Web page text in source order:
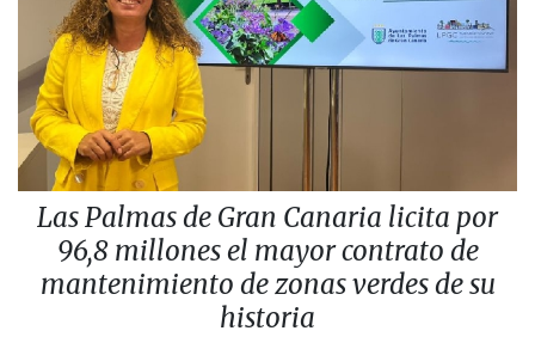
Las Palmas de Gran Canaria licita por
96,8 millones el mayor contrato de
mantenimiento de zonas verdes de su
historia